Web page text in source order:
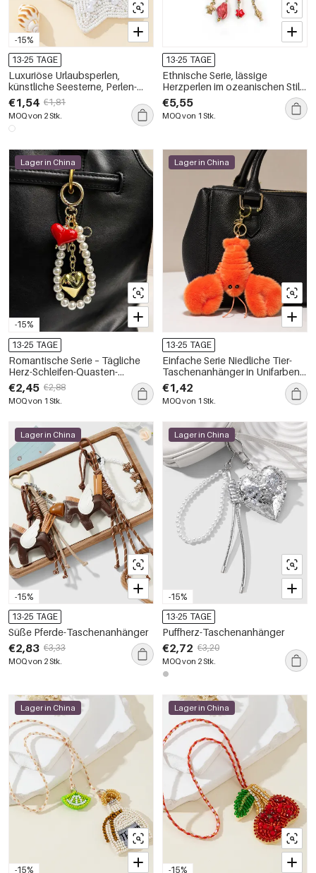
-15%
13-25 TAGE
Luxuriöse Urlaubsperlen,
künstliche Seesterne, Perlen-
Taschenanhänger für Damen
€1,54 €1,81
MOQ von 2 Stk.
13-25 TAGE
Ethnische Serie, lässige
Herzperlen im ozeanischen Stil,
gemischte Farben, Seestern-
Harz-Taschenanhänger
€5,55
MOQ von 1 Stk.
-15%
Lager in China
13-25 TAGE
Romantische Serie – Tägliche
Herz-Schleifen-Quasten-
Taschenanhänger aus
Legierung
€2,45 €2,88
MOQ von 1 Stk.
Lager in China
13-25 TAGE
Einfache Serie Niedliche Tier-
Taschenanhänger in Unifarben
im Ozean-Stil aus PP
€1,42
MOQ von 1 Stk.
-15%
Lager in China
13-25 TAGE
Süße Pferde-Taschenanhänger
€2,83 €3,33
MOQ von 2 Stk.
-15%
Lager in China
13-25 TAGE
Puffherz-Taschenanhänger
€2,72 €3,20
MOQ von 2 Stk.
-15%
Lager in China
-15%
Lager in China